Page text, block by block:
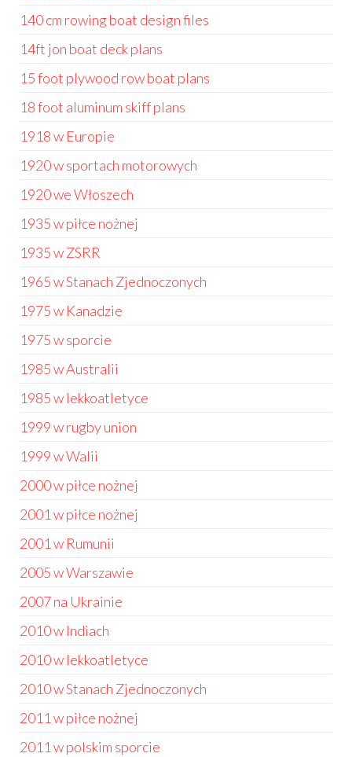
140 cm rowing boat design files
14ft jon boat deck plans
15 foot plywood row boat plans
18 foot aluminum skiff plans
1918 w Europie
1920 w sportach motorowych
1920 we Włoszech
1935 w piłce nożnej
1935 w ZSRR
1965 w Stanach Zjednoczonych
1975 w Kanadzie
1975 w sporcie
1985 w Australii
1985 w lekkoatletyce
1999 w rugby union
1999 w Walii
2000 w piłce nożnej
2001 w piłce nożnej
2001 w Rumunii
2005 w Warszawie
2007 na Ukrainie
2010 w Indiach
2010 w lekkoatletyce
2010 w Stanach Zjednoczonych
2011 w piłce nożnej
2011 w polskim sporcie